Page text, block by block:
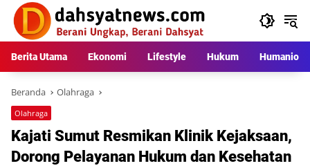
Langsung
konten
Berita Utama Ekonomi Lifestyle Hukum Humaniora
Beranda Olahraga
Olahraga
Kajati Sumut Resmikan Klinik Kejaksaan,
Dorong Pelayanan Hukum dan Kesehatan